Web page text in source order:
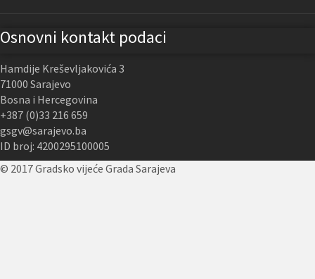
Osnovni kontakt podaci
Hamdije Kreševljakovića 3
71000 Sarajevo
Bosna i Hercegovina
+387 (0)33 216 659
gsgv@sarajevo.ba
ID broj: 4200295100005
© 2017 Gradsko vijeće Grada Sarajeva